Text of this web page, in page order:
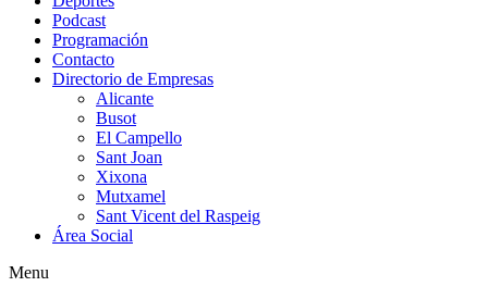
Podcast
Programación
Contacto
Directorio de Empresas
Alicante
Busot
El Campello
Sant Joan
Xixona
Mutxamel
Sant Vicent del Raspeig
Área Social
Menu